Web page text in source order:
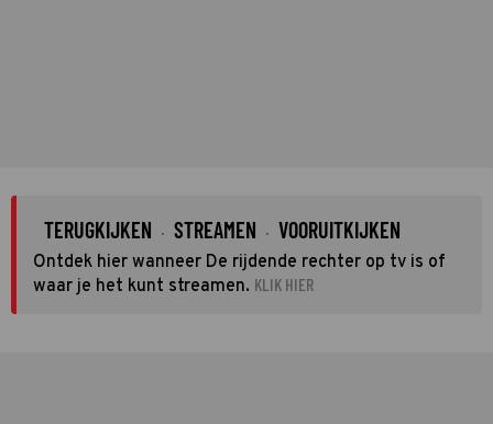
TERUGKIJKEN · STREAMEN · VOORUITKIJKEN
Ontdek hier wanneer De rijdende rechter op tv is of
waar je het kunt streamen. KLIK HIER